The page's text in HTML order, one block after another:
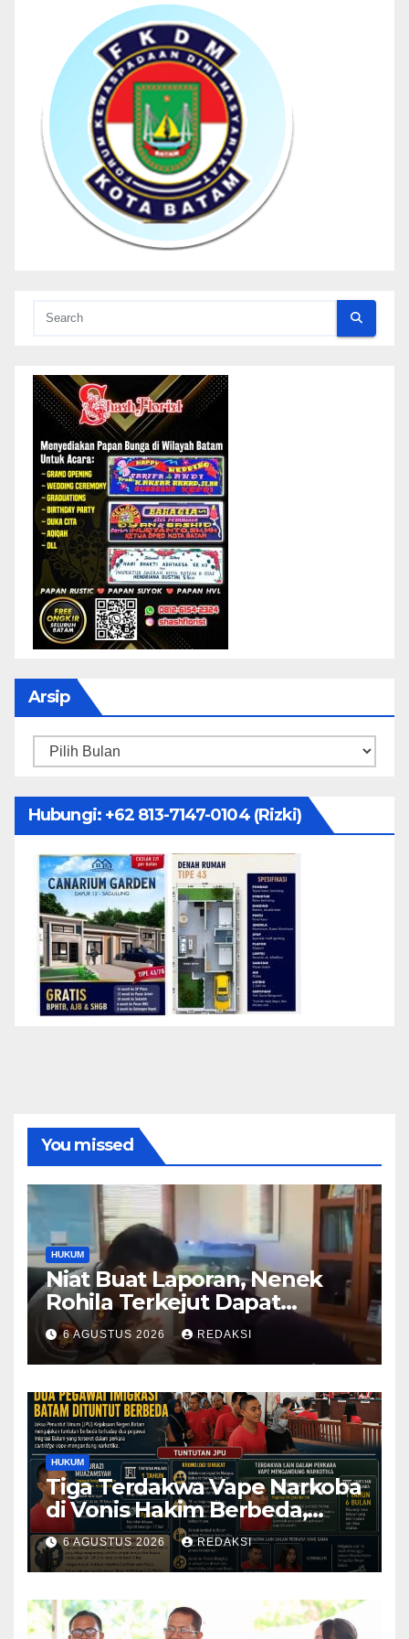
Arsip
Arsip
Hubungi: ‪+62 813-7147-0104‬ (Rizki)
You missed
HUKUM
Niat Buat Laporan, Nenek
Rohila Terkejut Dapat
Bantuan dari Kabid Propam
Kombes Pol Eddwi
6 AGUSTUS 2026 REDAKSI
HUKUM
Tiga Terdakwa Vape Narkoba
di Vonis Hakim Berbeda,
Oknum Pegawai Imigrasi
Batam Paling Ringan
6 AGUSTUS 2026 REDAKSI